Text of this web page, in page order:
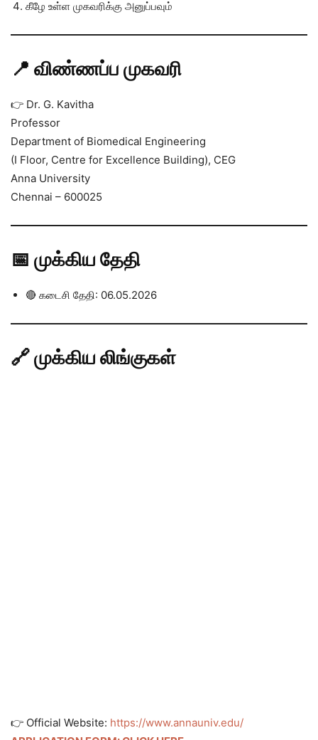
கீழே உள்ள முகவரிக்கு அனுப்பவும்
📍 விண்ணப்ப முகவரி
👉 Dr. G. Kavitha
Professor
Department of Biomedical Engineering
(I Floor, Centre for Excellence Building), CEG
Anna University
Chennai – 600025
📅 முக்கிய தேதி
🔴 கடைசி தேதி: 06.05.2026
🔗 முக்கிய லிங்குகள்
👉 Official Website: https://www.annauniv.edu/